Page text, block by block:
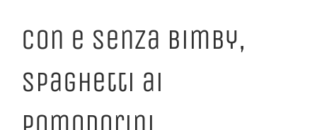
Con e Senza Bimby,
Spaghetti ai